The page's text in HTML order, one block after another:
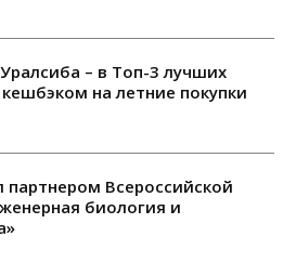
– в Топ-3 лучших
на летние покупки
партнером Всероссийской
биология и